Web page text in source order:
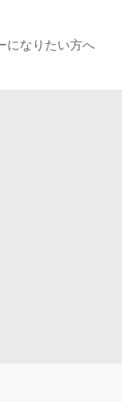
になりたい方へ